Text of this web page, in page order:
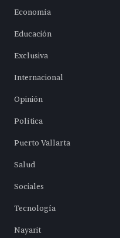
Economía
Educación
Exclusiva
Internacional
Opinión
Política
Puerto Vallarta
Salud
Sociales
Tecnología
Nayarit